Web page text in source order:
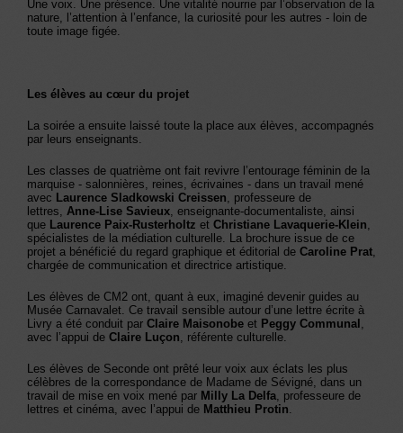
Une voix. Une présence. Une vitalité nourrie par l’observation de la
nature, l’attention à l’enfance, la curiosité pour les autres - loin de
toute image figée.
Les élèves au cœur du projet
La soirée a ensuite laissé toute la place aux élèves, accompagnés
par leurs enseignants.
Les classes de quatrième ont fait revivre l’entourage féminin de la
marquise - salonnières, reines, écrivaines - dans un travail mené
avec Laurence Sladkowski Creissen, professeure de
lettres, Anne-Lise Savieux, enseignante-documentaliste, ainsi
que Laurence Paix-Rusterholtz et Christiane Lavaquerie-Klein,
spécialistes de la médiation culturelle. La brochure issue de ce
projet a bénéficié du regard graphique et éditorial de Caroline Prat,
chargée de communication et directrice artistique.
Les élèves de CM2 ont, quant à eux, imaginé devenir guides au
Musée Carnavalet. Ce travail sensible autour d’une lettre écrite à
Livry a été conduit par Claire Maisonobe et Peggy Communal ,
avec l’appui de Claire Luçon, référente culturelle.
Les élèves de Seconde ont prêté leur voix aux éclats les plus
célèbres de la correspondance de Madame de Sévigné, dans un
travail de mise en voix mené par Milly La Delfa, professeure de
lettres et cinéma, avec l’appui de Matthieu Protin.